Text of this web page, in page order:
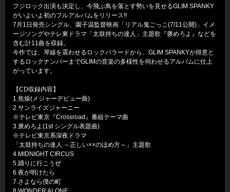
フジロック出演も決定し、今飛ぶ鳥を落とす勢いを見せるGLIM SPANKY
がいよいよ初のフルアルバムをリリース!!
7月1日発売シングル、園子温監督映画「リアル鬼ごっこ(7/11公開)」イメ
ージソングやテレ東ドラマ「太鼓持ちの達人」主題歌『褒めろよ』などを
含む計11曲を収録。
今作では、琴線を震わせるロックバラードから、GLIM SPANKYが得意と
するロックナンバーまでGLIMの音楽の多様性を伺わせるアルバムに仕上
がっています。
【CD収録内容】
1.焦燥(メジャーデビュー曲)
2.サンライズジャーニー
※テレビ東京『Crossroad』番組テーマ曲
3.褒めろよ(1st シングル表題曲)
※テレビ東京系深夜ドラマ
「太鼓持ちの達人 ～正しい××のほめ方～」主題歌
4.MIDNIGHT CIRCUS
5.踊りに行こうぜ
6.夜が明けたら
7.さよなら僕の町